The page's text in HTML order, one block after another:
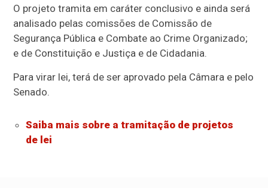
O projeto tramita em caráter conclusivo e ainda será
analisado pelas comissões de Comissão de
Segurança Pública e Combate ao Crime Organizado;
e de Constituição e Justiça e de Cidadania.
Para virar lei, terá de ser aprovado pela Câmara e pelo
Senado.
Saiba mais sobre a tramitação de projetos
de lei